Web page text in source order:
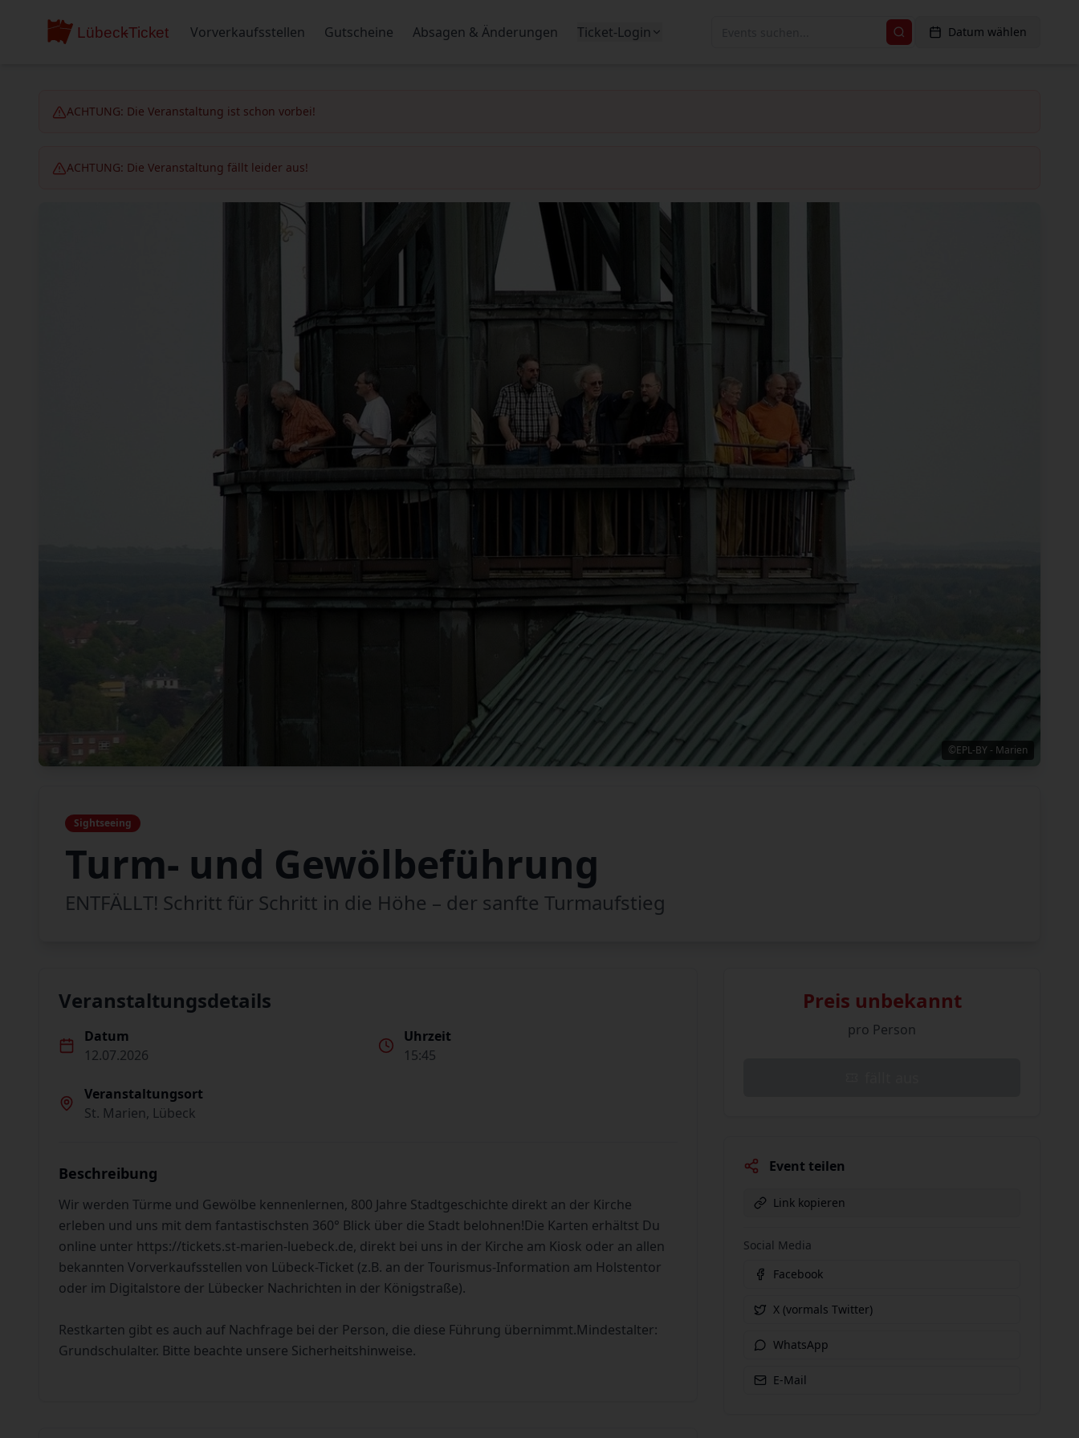
Vorverkaufsstellen Gutscheine Absagen & Änderungen Ticket-Login Datum wählen
ACHTUNG: Die Veranstaltung ist schon vorbei!
ACHTUNG: Die Veranstaltung fällt leider aus!
©EPL-BY - Marien
Sightseeing
Turm- und Gewölbeführung
ENTFÄLLT! Schritt für Schritt in die Höhe – der sanfte Turmaufstieg
Veranstaltungsdetails
Datum
12.07.2026
Uhrzeit
15:45
Veranstaltungsort
St. Marien, Lübeck
Beschreibung
Wir werden Türme und Gewölbe kennenlernen, 800 Jahre Stadtgeschichte direkt an der Kirche
erleben und uns mit dem fantastischsten 360° Blick über die Stadt belohnen!Die Karten erhältst Du
online unter https://tickets.st-marien-luebeck.de, direkt bei uns in der Kirche am Kiosk oder an allen
bekannten Vorverkaufsstellen von Lübeck-Ticket (z.B. an der Tourismus-Information am Holstentor
oder im Digitalstore der Lübecker Nachrichten in der Königstraße).
Restkarten gibt es auch auf Nachfrage bei der Person, die diese Führung übernimmt.Mindestalter:
Grundschulalter. Bitte beachte unsere Sicherheitshinweise.
Preis unbekannt
pro Person
Event teilen
Link kopieren
Social Media
Facebook
X (vormals Twitter)
WhatsApp
E-Mail